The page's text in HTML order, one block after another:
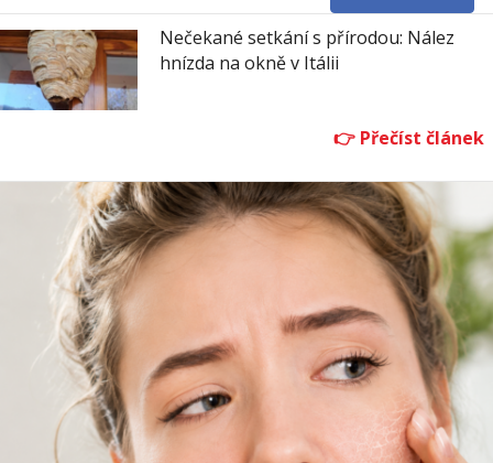
Nečekané setkání s přírodou: Nález
hnízda na okně v Itálii